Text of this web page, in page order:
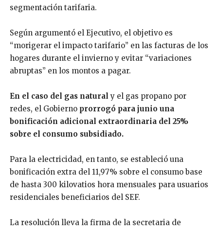
segmentación tarifaria.
Según argumentó el Ejecutivo, el objetivo es
“morigerar el impacto tarifario” en las facturas de los
hogares durante el invierno y evitar “variaciones
abruptas” en los montos a pagar.
En el caso del gas naturaly el gas propano por
redes, el Gobierno prorrogó para junio una
bonificación adicional extraordinaria del 25%
sobre el consumo subsidiado.
Para la electricidad, en tanto, se estableció una
bonificación extra del 11,97% sobre el consumo base
de hasta 300 kilovatios hora mensuales para usuarios
residenciales beneficiarios del SEF.
La resolución lleva la firma de la secretaria de